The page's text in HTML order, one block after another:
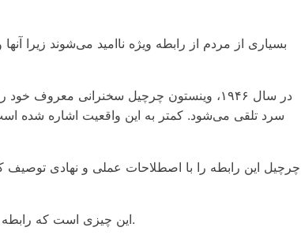
بسیاری از مردم از رابطه ویژه ناامید می‌شوند
در سال ۱۹۴۶، وینستون چرچیل سخنرانی
سرد تلقی می‌شود. کمتر به این واقعیت اشاره شده
چرچیل این رابطه را با اصطلاحات عملی و نهادی توصیف
این چیزی است که رابطه ایالات متحده و بریتانیا را واقعاً خاص می‌کند. با توجه به این تعریف، این رابطه علیرغم تنش‌های سیاسی در بالاترین سطوح، اساساً قوی باقی می‌ماند.